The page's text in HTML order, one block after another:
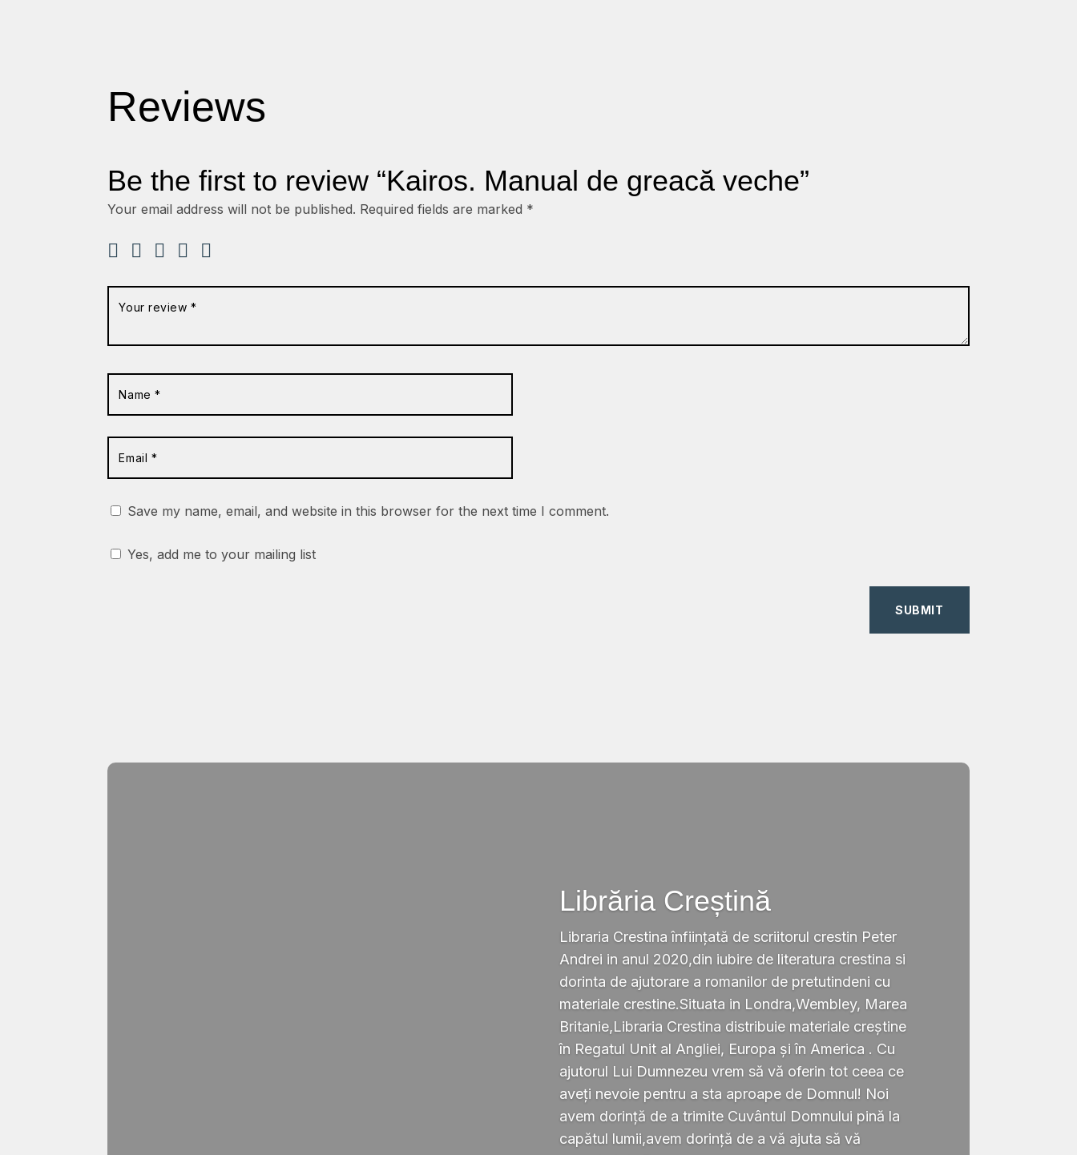
Reviews
Be the first to review “Kairos. Manual de greacă veche”
Your email address will not be published. Required fields are marked *
Save my name, email, and website in this browser for the next time I comment.
Yes, add me to your mailing list
SUBMIT
Librăria Creștină
Libraria Crestina înființată de scriitorul crestin Peter
Andrei in anul 2020,din iubire de literatura crestina si
dorinta de ajutorare a romanilor de pretutindeni cu
materiale crestine.Situata in Londra,Wembley, Marea
Britanie,Libraria Crestina distribuie materiale creștine
în Regatul Unit al Angliei, Europa și în America . Cu
ajutorul Lui Dumnezeu vrem să vă oferin tot ceea ce
aveți nevoie pentru a sta aproape de Domnul! Noi
avem dorință de a trimite Cuvântul Domnului pină la
capătul lumii,avem dorință de a vă ajuta să vă